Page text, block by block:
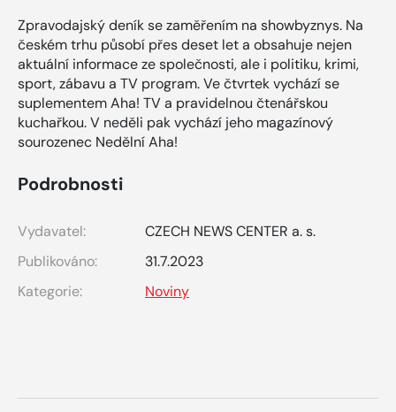
Zpravodajský deník se zaměřením na showbyznys. Na
českém trhu působí přes deset let a obsahuje nejen
aktuální informace ze společnosti, ale i politiku, krimi,
sport, zábavu a TV program. Ve čtvrtek vychází se
suplementem Aha! TV a pravidelnou čtenářskou
kuchařkou. V neděli pak vychází jeho magazínový
sourozenec Nedělní Aha!
Podrobnosti
Vydavatel:
CZECH NEWS CENTER a. s.
Publikováno:
31.7.2023
Kategorie:
Noviny